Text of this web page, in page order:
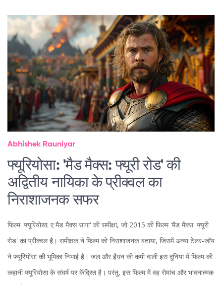
Abhishek Rauniyar
फ्यूरियोसा: 'मैड मैक्स: फ्यूरी रोड' की
अद्वितीय नायिका के प्रीक्वल का
निराशाजनक सफर
फिल्म 'फ्यूरियोसा: ए मैड मैक्स सागा' की समीक्षा, जो 2015 की फिल्म 'मैड मैक्स: फ्यूरी
रोड' का प्रीक्वल है। समीक्षक ने फिल्म को निराशाजनक बताया, जिसमें अन्या टेलर-जॉय
ने फ्यूरियोसा की भूमिका निभाई है। जल और ईंधन की कमी वाली इस दुनिया में फिल्म की
कहानी फ्यूरियोसा के संघर्ष पर केंद्रित है। परंतु, इस फिल्म में वह रोमांच और भावनात्मक